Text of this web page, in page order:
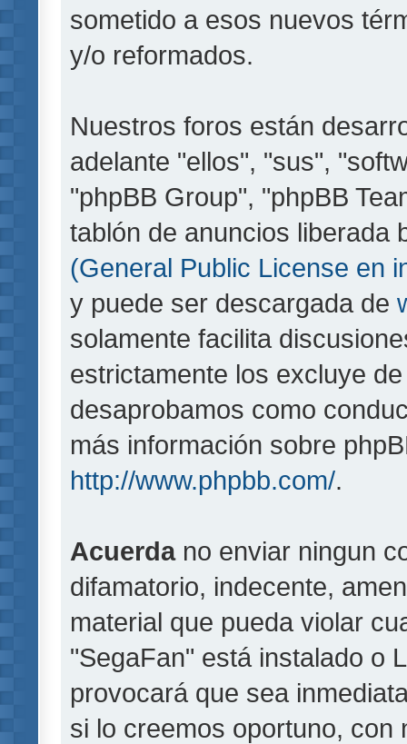
sometido a esos nuevos
y/o reformados.
Nuestros foros están
adelante "ellos", "sus",
"phpBB Group", "phpBB
tablón de anuncios liberada
(General Public License en
y puede ser descargada de
solamente facilita
estrictamente los excluye
desaprobamos como
más información sobre
http://www.phpbb.com/.
Acuerdano enviar ningun
difamatorio, indecente,
material que pueda violar
"SegaFan" está instalado o
provocará que sea
si lo creemos oportuno, con